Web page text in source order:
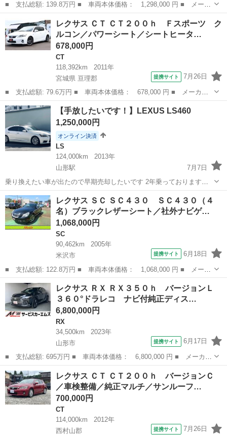
■ 支払総額: 139.8万円 ■ 車両本体価格： 1,298,000 円 ■ メーカ
ー名： レクサス ■ 車種名： ＣＴ ■ グレード名： ＣＴ２００
ｈ バージョンＣ 純正ナビ・ＴＶ・Ｂカメラ ＥＴＣ シートヒー
ター ス...
米沢市 CT
レクサス ＣＴ ＣＴ２００ｈ Ｆスポーツ ク
ルコン／パワーシート／シートヒータ…
678,000円
CT
118,392km
2011年
宮城県 亘理郡
提携サイト 7月26日
■ 支払総額: 79.6万円 ■ 車両本体価格： 678,000 円 ■ メーカー
名： レクサス ■ 車種名： ＣＴ ■ グレード名： ＣＴ２００
ｈ Ｆスポーツ クルコン／パワーシート／シートヒーター／Ｂカメ
ラ／ＥＴＣ／ハ...
宮城 亘理郡 CT
【手放したいです！】LEXUS LS460
1,250,000円
オンライン決済
LS
124,000km
2013年
山形駅
7月7日
乗り換えたい車が出たので早期売却したいです 2年乗っております
が、全く不調はありません！ 現車確認していただける方のみ ご購入お
願いいたします！ 【車両】LEXUS LS460 【グレード】C iパッケージ
【走行距離】...
山形 山形市 山形駅
レクサス ＳＣ ＳＣ４３０ ＳＣ４３０（４
名）ブラックレザーシート／社外ナビゲ…
1,068,000円
SC
90,462km
2005年
米沢市
提携サイト 6月18日
■ 支払総額: 122.8万円 ■ 車両本体価格： 1,068,000 円 ■ メーカ
ー名： レクサス ■ 車種名： ＳＣ ■ グレード名： ＳＣ４３
０ ＳＣ４３０（４名）ブラックレザーシート／社外ナビゲーション
／デジタル...
山形 米沢市 SC
レクサス ＲＸ ＲＸ３５０ｈ バージョンＬ
３６０°ドラレコ ナビ付純正ディス…
6,800,000円
RX
34,500km
2023年
山形市
提携サイト 6月17日
■ 支払総額: 695万円 ■ 車両本体価格： 6,800,000 円 ■ メーカー
名： レクサス ■ 車種名： ＲＸ ■ グレード名： ＲＸ３５０
ｈ バージョンＬ ３６０°ドラレコ ナビ付純正ディスプレイオーデ
ィオ フル...
山形 山形市 RX
レクサス ＣＴ ＣＴ２００ｈ バージョンＣ
／車検整備／純正マルチ／サンルーフ…
700,000円
CT
114,000km
2012年
西村山郡
提携サイト 7月26日